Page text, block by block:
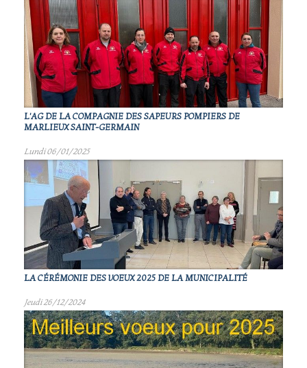
L'AG DE LA COMPAGNIE DES SAPEURS POMPIERS DE
MARLIEUX SAINT-GERMAIN
Lundi 06/01/2025
LA CÉRÉMONIE DES VOEUX 2025 DE LA MUNICIPALITÉ
Jeudi 26/12/2024